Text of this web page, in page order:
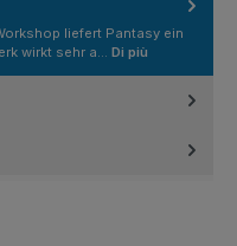
liefert Pantasy ein
wirkt sehr a… Di più